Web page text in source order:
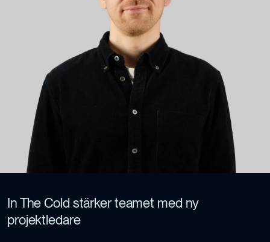
In The Cold stärker teamet med ny
projektledare